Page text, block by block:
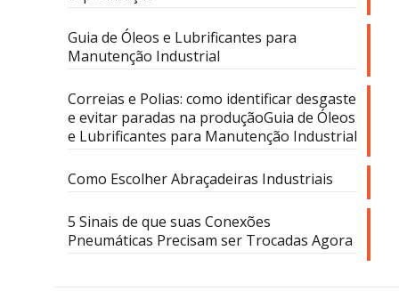
Guia de Óleos e Lubrificantes para
Manutenção Industrial
Correias e Polias: como identificar desgaste
e evitar paradas na produçãoGuia de Óleos
e Lubrificantes para Manutenção Industrial
Como Escolher Abraçadeiras Industriais
5 Sinais de que suas Conexões
Pneumáticas Precisam ser Trocadas Agora